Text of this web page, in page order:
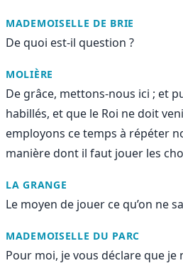
MADEMOISELLE DE BRIE
De quoi est-il question ?
MOLIÈRE
De grâce, mettons-nous ici ; et
habillés, et que le Roi ne doit
employons ce temps à répéter
manière dont il faut jouer les
LA GRANGE
Le moyen de jouer ce qu’on ne
MADEMOISELLE DU PARC
Pour moi, je vous déclare que je